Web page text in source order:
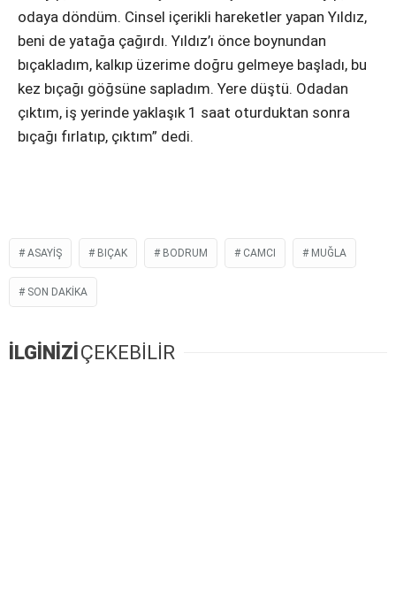
odaya döndüm. Cinsel içerikli hareketler yapan Yıldız,
beni de yatağa çağırdı. Yıldız’ı önce boynundan
bıçakladım, kalkıp üzerime doğru gelmeye başladı, bu
kez bıçağı göğsüne sapladım. Yere düştü. Odadan
çıktım, iş yerinde yaklaşık 1 saat oturduktan sonra
bıçağı fırlatıp, çıktım” dedi.
ASAYIŞ BIÇAK BODRUM CAMCI MUĞLA
SON DAKIKA
İLGİNİZİÇEKEBİLİR